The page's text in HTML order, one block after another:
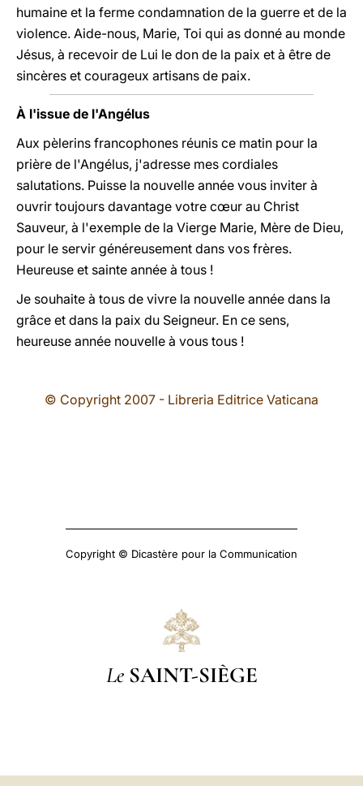
humaine et la ferme condamnation de la guerre et de la
violence. Aide-nous, Marie, Toi qui as donné au monde
Jésus, à recevoir de Lui le don de la paix et à être de
sincères et courageux artisans de paix.
À l'issue de l'Angélus
Aux pèlerins francophones réunis ce matin pour la
prière de l'Angélus, j'adresse mes cordiales
salutations. Puisse la nouvelle année vous inviter à
ouvrir toujours davantage votre cœur au Christ
Sauveur, à l'exemple de la Vierge Marie, Mère de Dieu,
pour le servir généreusement dans vos frères.
Heureuse et sainte année à tous !
Je souhaite à tous de vivre la nouvelle année dans la
grâce et dans la paix du Seigneur. En ce sens,
heureuse année nouvelle à vous tous !
© Copyright 2007 - Libreria Editrice Vaticana
Copyright © Dicastère pour la Communication
Le SAINT-SIÈGE